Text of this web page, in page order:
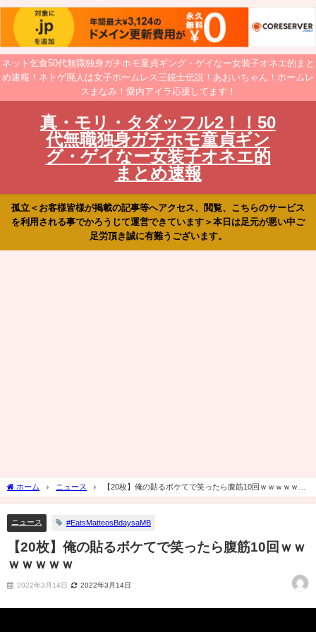
ネット乞食50代無職独身ガチホモ童貞ギング・ゲイなー女装子オネエ的まと
め速報！ネトゲ廃人は女子ホームレス三銃士伝説！あおいちゃん！ホームレ
スまなみ！愛内アイラ応援してます！
真・モリ・タダッフル2！！50
代無職独身ガチホモ童貞ギン
グ・ゲイなー女装子オネエ的
まとめ速報
孤立＜お客様皆様が掲載の記事等へアクセス、閲覧、こちらのサービス
を利用される事でかろうじて運営できています＞本日は足元が悪い中ご
足労頂き誠に有難うございます。
ホーム ニュース
【20枚】俺の貼るボケてで笑ったら腹筋10回ｗｗｗｗｗｗ
ｗ
ニュース #EatsMatteosBdaysaMB
【20枚】俺の貼るボケてで笑ったら腹筋10回ｗｗ
ｗｗｗｗｗ
2022年3月14日 2022年3月14日